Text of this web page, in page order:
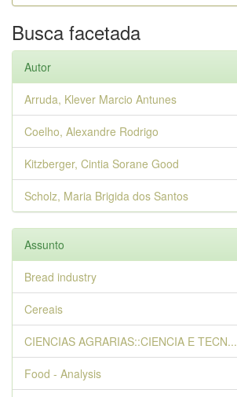
Busca facetada
Autor
Arruda, Klever Marcio Antunes
Coelho, Alexandre Rodrigo
Kitzberger, Cintia Sorane Good
Scholz, Maria Brigida dos Santos
Assunto
Bread industry
Cereais
CIENCIAS AGRARIAS::CIENCIA E TECN...
Food - Analysis